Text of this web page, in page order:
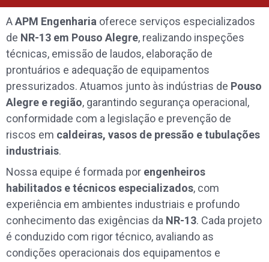
AAPM Engenharia oferece serviços especializados
de NR-13 em Pouso Alegre, realizando inspeções
técnicas, emissão de laudos, elaboração de
prontuários e adequação de equipamentos
pressurizados. Atuamos junto às indústrias de Pouso
Alegre e região, garantindo segurança operacional,
conformidade com a legislação e prevenção de
riscos em caldeiras, vasos de pressão e tubulações
industriais.
Nossa equipe é formada por engenheiros
habilitados e técnicos especializados, com
experiência em ambientes industriais e profundo
conhecimento das exigências da NR-13. Cada projeto
é conduzido com rigor técnico, avaliando as
condições operacionais dos equipamentos e